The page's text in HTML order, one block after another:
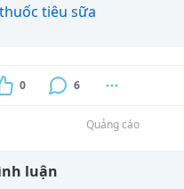
tiêu sữa
0 6
Quảng cáo
luận